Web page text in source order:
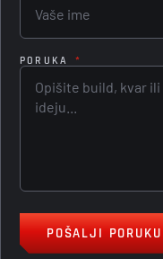
PORUKA *
POŠALJI PORUKU